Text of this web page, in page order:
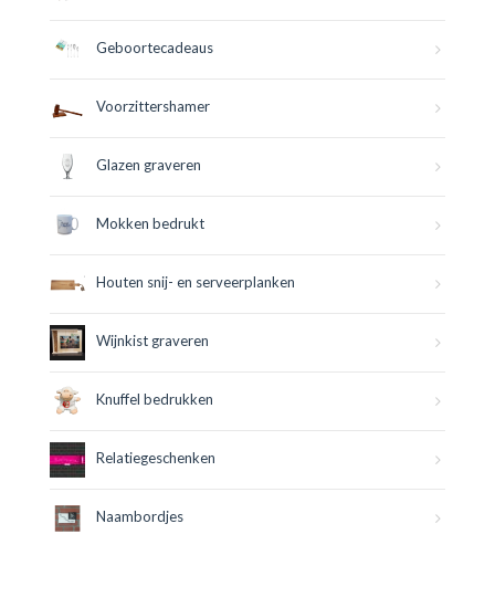
Geboortecadeaus
Voorzittershamer
Glazen graveren
Mokken bedrukt
Houten snij- en serveerplanken
Wijnkist graveren
Knuffel bedrukken
Relatiegeschenken
Naambordjes